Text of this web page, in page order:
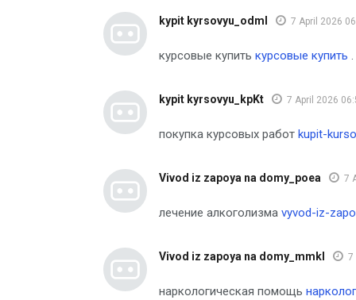
kypit kyrsovyu_odml 7 April 2026
курсовые купить курсовые купить .
kypit kyrsovyu_kpKt 7 April 2026
покупка курсовых работ kupit-
Vivod iz zapoya na domy_poea 7
лечение алкоголизма vyvod-iz-
Vivod iz zapoya na domy_mmkl 7
наркологическая помощь